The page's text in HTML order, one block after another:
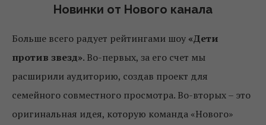
Новинки от Нового канала
Больше всего радует рейтингами шоу «Дети
против звезд». Во-первых, за его счет мы
расширили аудиторию, создав проект для
семейного совместного просмотра. Во-вторых – это
оригинальная идея, которую команда «Нового»